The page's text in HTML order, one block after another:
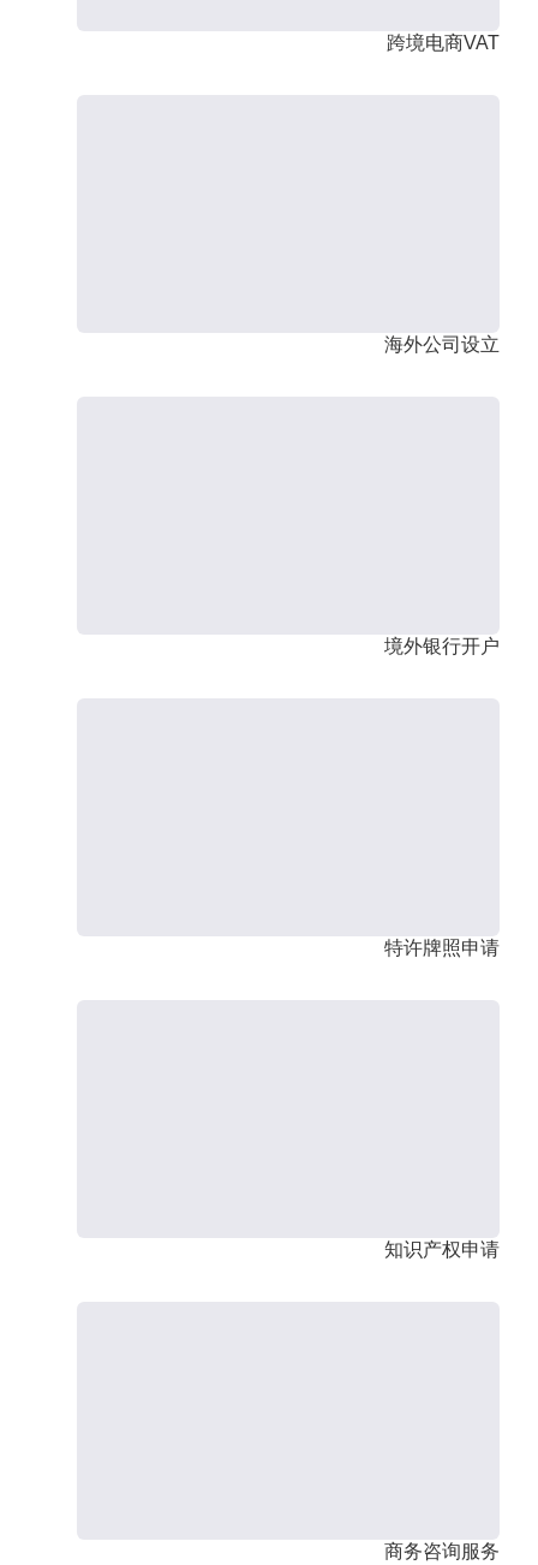
跨境电商VAT
海外公司设立
境外银行开户
特许牌照申请
知识产权申请
商务咨询服务